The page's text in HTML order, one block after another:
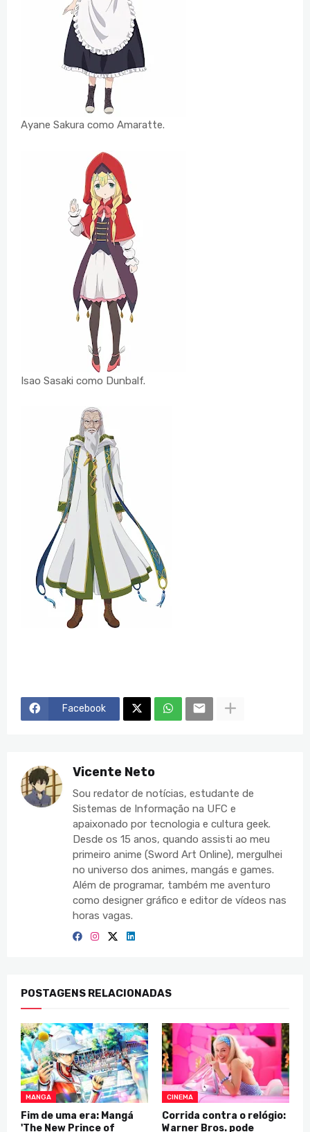
Ayane Sakura como Amaratte.
Isao Sasaki como Dunbalf.
Facebook
Vicente Neto
Sou redator de notícias, estudante de
Sistemas de Informação na UFC e
apaixonado por tecnologia e cultura geek.
Desde os 15 anos, quando assisti ao meu
primeiro anime (Sword Art Online), mergulhei
no universo dos animes, mangás e games.
Além de programar, também me aventuro
como designer gráfico e editor de vídeos nas
horas vagas.
POSTAGENS RELACIONADAS
MANGA
Fim de uma era: Mangá
'The New Prince of
CINEMA
Corrida contra o relógio:
Warner Bros. pode